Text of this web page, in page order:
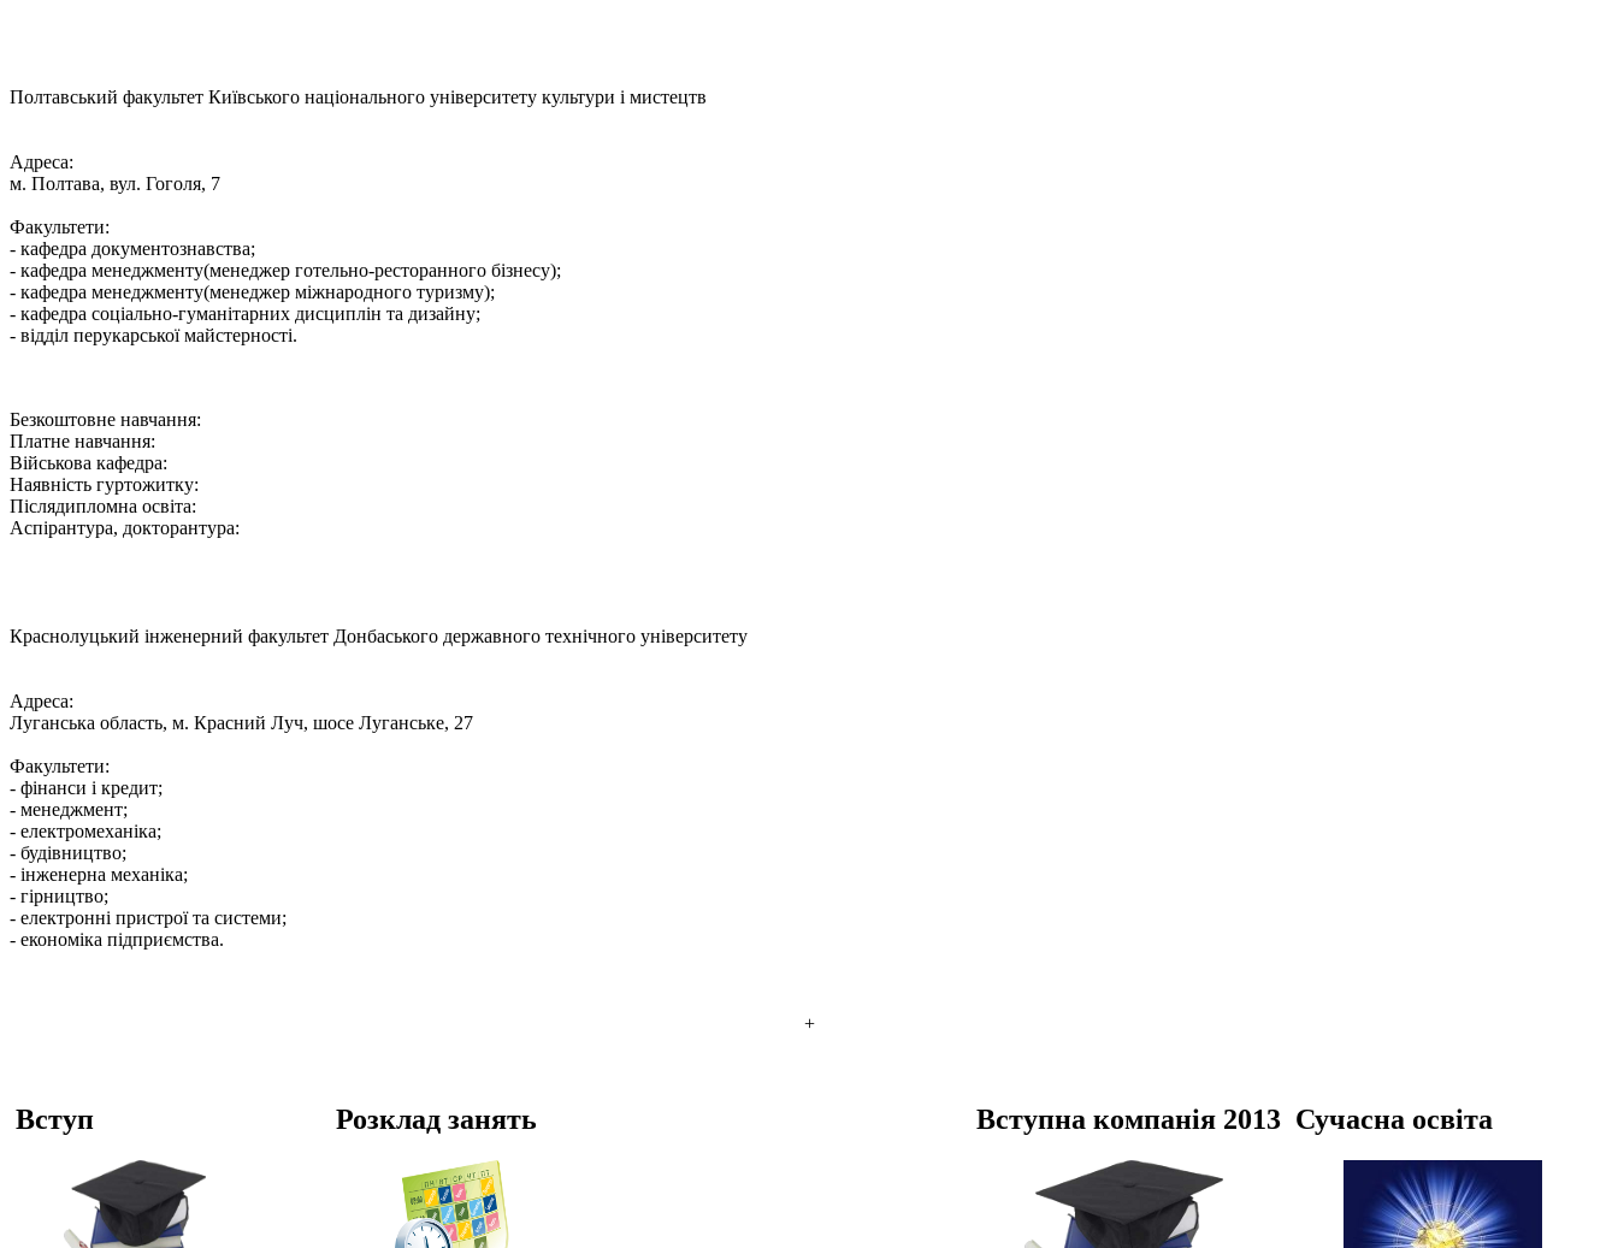
Полтавський факультет Київського національного університету культури і мистецтв
Адреса:
м. Полтава, вул. Гоголя, 7
Факультети:
- кафедра документознавства;
- кафедра менеджменту(менеджер готельно-ресторанного бізнесу);
- кафедра менеджменту(менеджер міжнародного туризму);
- кафедра соціально-гуманітарних дисциплін та дизайну;
- відділ перукарської майстерності.
Безкоштовне навчання:
Платне навчання:
Військова кафедра:
Наявність гуртожитку:
Післядипломна освіта:
Аспірантура, докторантура:
Краснолуцький інженерний факультет Донбаського державного технічного університету
Адреса:
Луганська область, м. Красний Луч, шосе Луганське, 27
Факультети:
- фінанси і кредит;
- менеджмент;
- електромеханіка;
- будівництво;
- інженерна механіка;
- гірництво;
- електронні пристрої та системи;
- економіка підприємства.
+
Вступ Розклад занять Вступна компанія 2013 Сучасна освіта